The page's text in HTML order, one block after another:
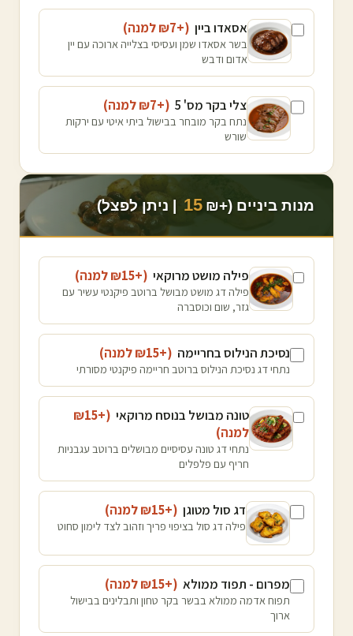
אסאדו ביין (+₪
7 למנה)
בשר אסאדו שמן ועסיסי בצלייה ארוכה עם יין
אדום ודבש
צלי בקר מס' 5 (+₪
7 למנה)
נתח בקר מובחר בבישול ביתי איטי עם ירקות
שורש
מנות ביניים (+₪ 15 | ניתן לפצל)
פילה מושט מרוקאי (+₪
15 למנה)
פילה דג מושט מבושל ברוטב פיקנטי עשיר עם
גזר, שום וכוסברה
נסיכת הנילוס בחריימה (+₪
15 למנה)
נתחי דג נסיכת הנילוס ברוטב חריימה פיקנטי מסורתי
טונה מבושל בנוסח מרוקאי (+₪
15
למנה)
נתחי דג טונה עסיסיים מבושלים ברוטב עגבניות
חריף עם פלפלים
דג סול מטוגן (+₪
15 למנה)
פילה דג סול בציפוי פריך וזהוב לצד לימון סחוט
מפרום - תפוד ממולא (+₪
15 למנה)
תפוח אדמה ממולא בבשר בקר טחון ותבלינים בבישול
ארוך